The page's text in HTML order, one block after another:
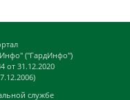
("ГардИнфо")
от 31.12.2020
службе